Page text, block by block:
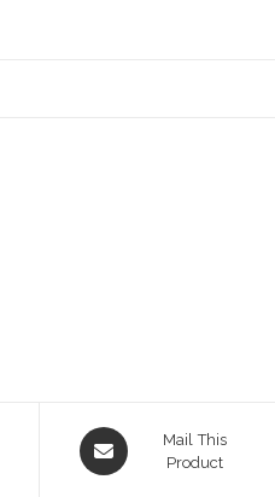
Opens
in
Mail This
Product